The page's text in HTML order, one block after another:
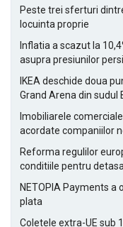
Peste trei sferturi
locuinta proprie
Inflatia a scazut la
asupra presiunilor
IKEA deschide doua
Grand Arena din sudul
Imobiliarele
acordate companiilor
Reforma regulilor
conditiile pentru
NETOPIA Payments
plata
Coletele extra-UE sub